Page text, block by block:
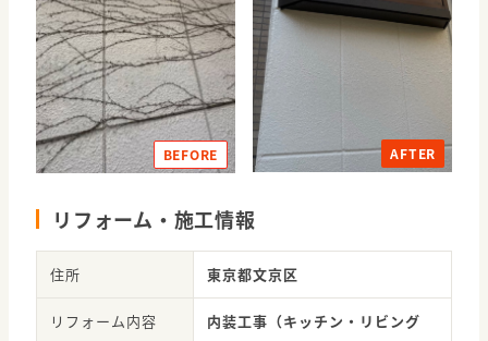
BEFORE AFTER
リフォーム・施工情報
住所 東京都文京区
リフォーム内容
内装工事（キッチン・リビング